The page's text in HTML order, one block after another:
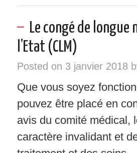
Le congé de
l’Etat (CLM)
Posted on 3 janvier 2018
Que vous soyez
pouvez être placé en
avis du comité médical,
caractère invalidant et